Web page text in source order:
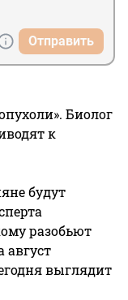
Отправить
Биолог
к
будут
разобьют
август
выглядит